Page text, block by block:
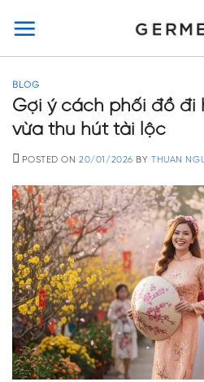
BLOG
Gợi ý cách phối đồ đi
vừa thu hút tài lộc
POSTED ON20/01/2026 BYTHUAN